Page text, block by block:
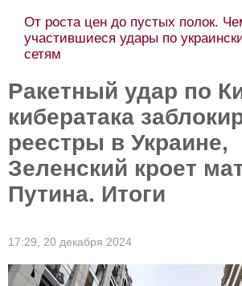
Весь мир отдать за Краматорск.
условиях завершения войны
Ракетный удар по
кибератака
реестры в Украине,
Зеленский кроет
Путина. Итоги
17:29, 20 декабря 2024